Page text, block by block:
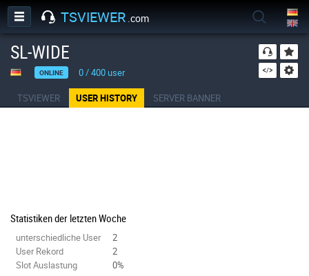
TSVIEWER .com
SL-WIDE
ONLINE 0/400user
TSVIEWER USER HISTORY SERVER BANNER
Statistiken der letzten Woche
unterschiedliche User
2
User Rekord
2
Slot Auslastung
0%